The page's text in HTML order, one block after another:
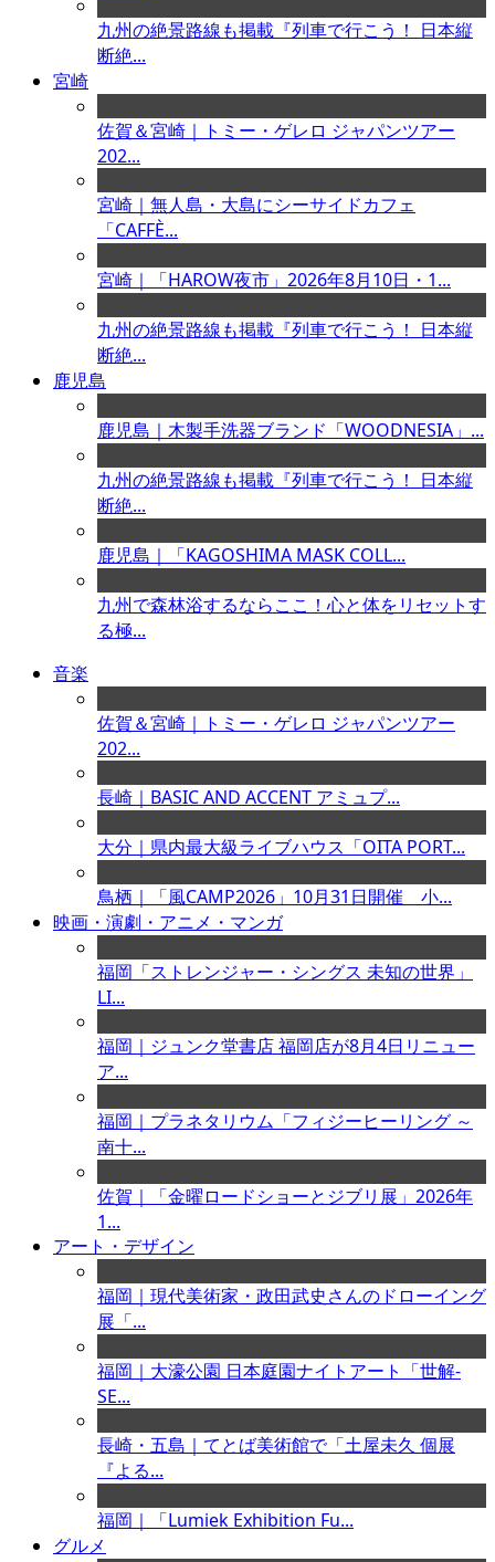
九州の絶景路線も掲載『列車で行こう！ 日本縦
断絶...
宮崎
佐賀＆宮崎｜トミー・ゲレロ ジャパンツアー
202...
宮崎｜無人島・大島にシーサイドカフェ
「CAFFÈ...
宮崎｜「HAROW夜市」2026年8月10日・1...
九州の絶景路線も掲載『列車で行こう！ 日本縦
断絶...
鹿児島
鹿児島｜木製手洗器ブランド「WOODNESIA」...
九州の絶景路線も掲載『列車で行こう！ 日本縦
断絶...
鹿児島｜「KAGOSHIMA MASK COLL...
九州で森林浴するならここ！心と体をリセットす
る極...
音楽
佐賀＆宮崎｜トミー・ゲレロ ジャパンツアー
202...
長崎｜BASIC AND ACCENT アミュプ...
大分｜県内最大級ライブハウス「OITA PORT...
鳥栖｜「風CAMP2026」10月31日開催 小...
映画・演劇・アニメ・マンガ
福岡「ストレンジャー・シングス 未知の世界」
LI...
福岡｜ジュンク堂書店 福岡店が8月4日リニュー
ア...
福岡｜プラネタリウム「フィジーヒーリング ～
南十...
佐賀｜「金曜ロードショーとジブリ展」2026年
1...
アート・デザイン
福岡｜現代美術家・政田武史さんのドローイング
展「...
福岡｜大濠公園 日本庭園ナイトアート「世解-
SE...
長崎・五島｜てとば美術館で「土屋未久 個展
『よる...
福岡｜「Lumiek Exhibition Fu...
グルメ